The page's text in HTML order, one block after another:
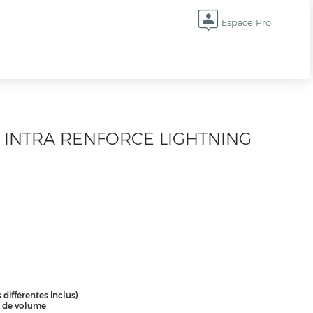
Espace Pro
RENFORCE LIGHTNING
différentes inclus)
de volume